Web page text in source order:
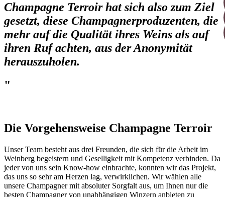
Champagne Terroir hat sich also zum Ziel
gesetzt, diese Champagnerproduzenten, die
mehr auf die Qualität ihres Weins als auf
ihren Ruf achten, aus der Anonymität
herauszuholen.
"
Die Vorgehensweise Champagne Terroir
Unser Team besteht aus drei Freunden, die sich für die Arbeit im
Weinberg begeistern und Geselligkeit mit Kompetenz verbinden. Da
jeder von uns sein Know-how einbrachte, konnten wir das Projekt,
das uns so sehr am Herzen lag, verwirklichen. Wir wählen alle
unsere Champagner mit absoluter Sorgfalt aus, um Ihnen nur die
besten Champagner von unabhängigen Winzern anbieten zu